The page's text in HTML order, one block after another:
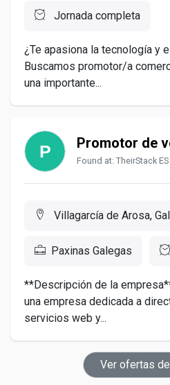
Jornada completa
¿Te apasiona la tecnología y
Buscamos promotor/a
una importante...
Promotor de
Found at: TheirStack ES
Villagarcía de Arosa,
Paxinas Galegas
**Descripción de la
una empresa dedicada a
servicios web y...
Ver ofertas